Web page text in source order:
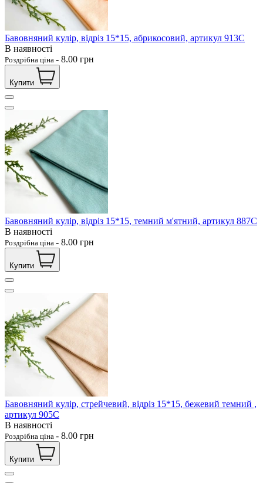
Бавовняний кулір, відріз 15*15, абрикосовий, артикул 913С
В наявності
Роздрібна ціна - 8.00 грн
Купити
Бавовняний кулір, відріз 15*15, темний м'ятний, артикул 887С
В наявності
Роздрібна ціна - 8.00 грн
Купити
Бавовняний кулір, стрейчевий, відріз 15*15, бежевий темний ,
артикул 905С
В наявності
Роздрібна ціна - 8.00 грн
Купити